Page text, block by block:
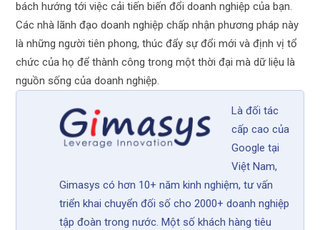
bách hướng tới việc cải tiến biến đổi doanh nghiệp của bạn.
Các nhà lãnh đạo doanh nghiệp chấp nhận phương pháp này
là những người tiên phong, thúc đẩy sự đổi mới và định vị tổ
chức của họ để thành công trong một thời đại mà dữ liệu là
nguồn sống của doanh nghiệp.
Là đối tác
cấp cao của
Google tại
Việt Nam,
Gimasys có hơn 10+ năm kinh nghiệm, tư vấn
triển khai chuyển đối số cho 2000+ doanh nghiệp
tập đoàn trong nước. Một số khách hàng tiêu